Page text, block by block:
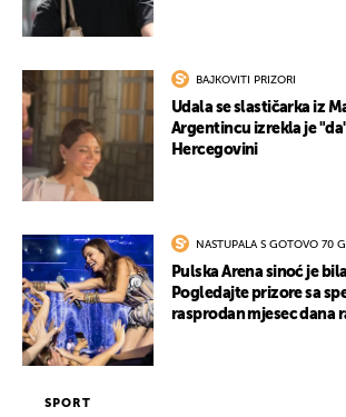
BAJKOVITI PRIZORI
Udala se slastičarka iz
Argentincu izrekla je
Hercegovini
NASTUPALA S GOTOVO 70
Pulska Arena sinoć je
Pogledajte prizore sa
rasprodan mjesec dana
SPORT